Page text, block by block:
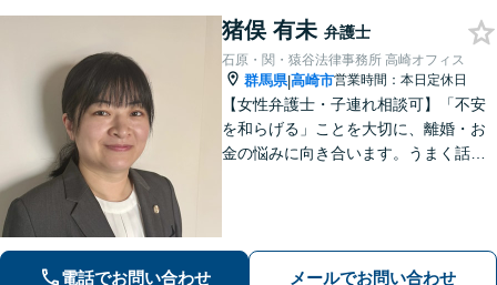
猪俣 有未 弁護士
石原・関・猿谷法律事務所 高崎オフィス
群馬県|高崎市営業時間：本日定休日
【女性弁護士・子連れ相談可】「不安
を和らげる」ことを大切に、離婚・お
金の悩みに向き合います。うまく話せ
電話でお問い合わせ メールでお問い合わせ